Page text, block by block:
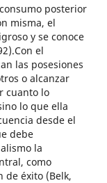
posterior
misma, el
y se conoce
el
las posesiones
o alcanzar
cuanto lo
lo que ella
desde el
debe
la
como
de éxito (Belk,